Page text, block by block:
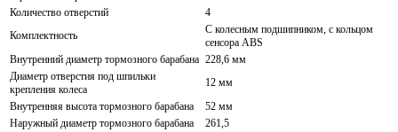
Количество отверстий
4
Комплектность
С колесным подшипником, с кольцом
сенсора ABS
Внутренний диаметр тормозного барабана 228,6 мм
Диаметр отверстия под шпильки
крепления колеса
12 мм
Внутренняя высота тормозного барабана
52 мм
Наружный диаметр тормозного барабана
261,5